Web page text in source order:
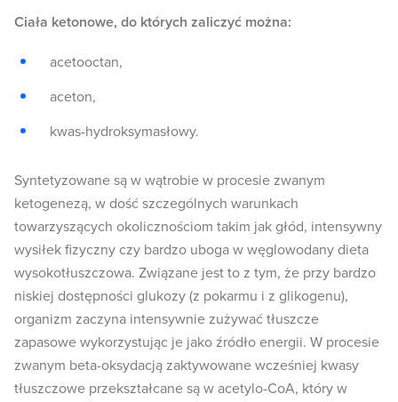
Ciała ketonowe, do których zaliczyć można:
acetooctan,
aceton,
kwas-hydroksymasłowy.
Syntetyzowane są w wątrobie w procesie zwanym
ketogenezą, w dość szczególnych warunkach
towarzyszących okolicznościom takim jak głód, intensywny
wysiłek fizyczny czy bardzo uboga w węglowodany dieta
wysokotłuszczowa. Związane jest to z tym, że przy bardzo
niskiej dostępności glukozy (z pokarmu i z glikogenu),
organizm zaczyna intensywnie zużywać tłuszcze
zapasowe wykorzystując je jako źródło energii. W procesie
zwanym beta-oksydacją zaktywowane wcześniej kwasy
tłuszczowe przekształcane są w acetylo-CoA, który w